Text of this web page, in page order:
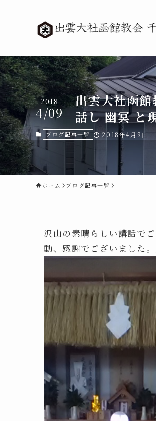
出雲大社函
話し 幽冥 と
2018
4/09
ブログ記事一覧 2018年4月9日
ホーム ブログ記事一覧
沢山の素晴らしい講話で
動、感謝でございました